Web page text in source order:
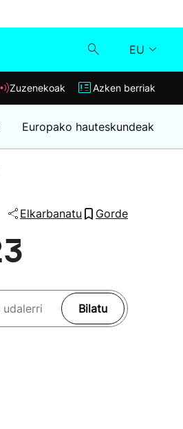
EU
Klisk
Zuzenekoak
Azken berriak
Zuzenekoak Azken berriak
Europako hauteskundeak
Elkarbanatu Gorde
Bilatu